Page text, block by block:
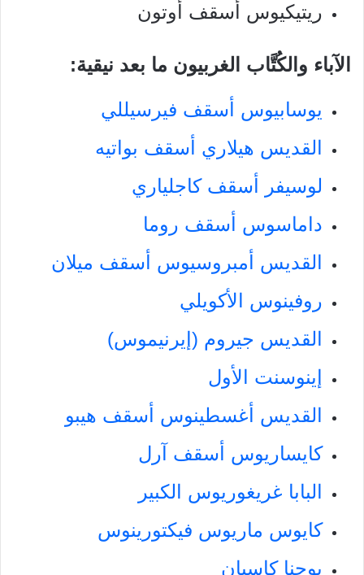
ريتيكيوس أسقف أوتون
الآباء والكُتَّاب الغربيون ما بعد نيقية:
يوسابيوس أسقف فيرسيللي
القديس هيلاري أسقف بواتيه
لوسيفر أسقف كاجلياري
داماسوس أسقف روما
القديس أمبروسيوس أسقف ميلان
روفينوس الأكويلي
القديس جيروم (إيرنيموس)
إينوسنت الأول
القديس أغسطينوس أسقف هيبو
كايساريوس أسقف آرل
البابا غريغوريوس الكبير
كايوس ماريوس فيكتورينوس
يوحنا كاسيان